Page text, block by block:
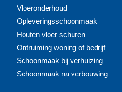
Vloeronderhoud
Opleveringsschoonmaak
Houten vloer schuren
Ontruiming woning of bedrijf
Schoonmaak bij verhuizing
Schoonmaak na verbouwing